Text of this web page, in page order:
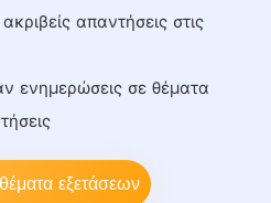
απαντήσεις στις
ενημερώσεις σε θέματα
εξετάσεων